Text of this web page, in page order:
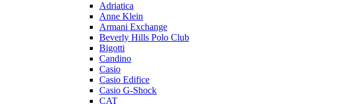
Adriatica
Anne Klein
Armani Exchange
Beverly Hills Polo Club
Bigotti
Candino
Casio
Casio Edifice
Casio G-Shock
CAT